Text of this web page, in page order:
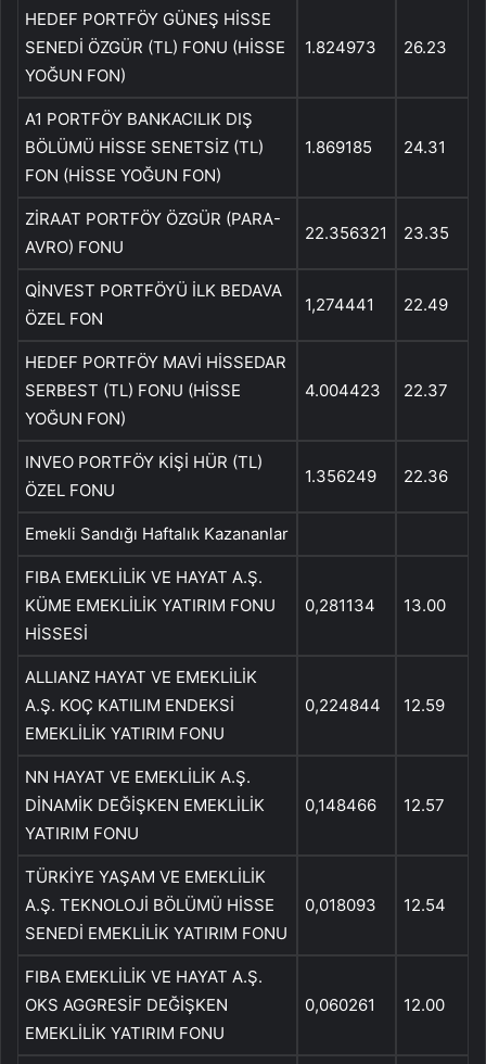
HEDEF PORTFÖY GÜNEŞ HİSSE
SENEDİ ÖZGÜR (TL) FONU (HİSSE
YOĞUN FON)
1.824973 26.23
A1 PORTFÖY BANKACILIK DIŞ
BÖLÜMÜ HİSSE SENETSİZ (TL)
FON (HİSSE YOĞUN FON)
1.869185 24.31
ZİRAAT PORTFÖY ÖZGÜR (PARA-
AVRO) FONU
22.356321 23.35
QİNVEST PORTFÖYÜ İLK BEDAVA
ÖZEL FON
1,274441 22.49
HEDEF PORTFÖY MAVİ HİSSEDAR
SERBEST (TL) FONU (HİSSE
YOĞUN FON)
4.004423 22.37
INVEO PORTFÖY KİŞİ HÜR (TL)
ÖZEL FONU
1.356249 22.36
Emekli Sandığı Haftalık Kazananlar
FIBA EMEKLİLİK VE HAYAT A.Ş.
KÜME EMEKLİLİK YATIRIM FONU
HİSSESİ
0,281134 13.00
ALLIANZ HAYAT VE EMEKLİLİK
A.Ş. KOÇ KATILIM ENDEKSİ
EMEKLİLİK YATIRIM FONU
0,224844 12.59
NN HAYAT VE EMEKLİLİK A.Ş.
DİNAMİK DEĞİŞKEN EMEKLİLİK
YATIRIM FONU
0,148466 12.57
TÜRKİYE YAŞAM VE EMEKLİLİK
A.Ş. TEKNOLOJİ BÖLÜMÜ HİSSE
SENEDİ EMEKLİLİK YATIRIM FONU
0,018093 12.54
FIBA EMEKLİLİK VE HAYAT A.Ş.
OKS AGGRESİF DEĞİŞKEN
EMEKLİLİK YATIRIM FONU
0,060261 12.00